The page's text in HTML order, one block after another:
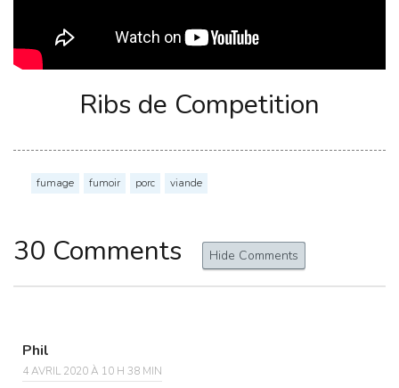
Ribs de Competition
fumage fumoir porc viande
30 Comments Hide Comments
Phil
4 AVRIL 2020 À 10 H 38 MIN